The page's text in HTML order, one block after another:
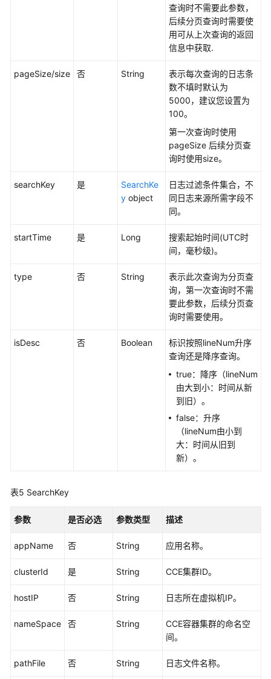
域）
比
用
域）
用
（1.0）
盟
域）
API（联
域）
查询时不需要此参数，
后续分页查询时需要使
用可从上次查询的返回
信息中获取.
pageSize/size 否 String
表示每次查询的日志条
数不填时默认为
5000，建议您设置为
100。
第一次查询时使用
pageSize 后续分页查
询时使用size。
searchKey 是
SearchKe
y object
日志过滤条件集合，不
同日志来源所需字段不
同。
startTime 是 Long
搜索起始时间(UTC时
间，毫秒级)。
type 否 String
表示此次查询为分页查
询，第一次查询时不需
要此参数，后续分页查
询时需要使用。
isDesc 否 Boolean
标识按照lineNum升序
查询还是降序查询。
true：降序（lineNum
由大到小：时间从新
到旧）。
false：升序
（lineNum由小到
大：时间从旧到
新）。
表5 SearchKey
参数 是否必选 参数类型 描述
appName 否 String 应用名称。
clusterId 是 String CCE集群ID。
hostIP 否 String 日志所在虚拟机IP。
nameSpace 否 String
CCE容器集群的命名空
间。
pathFile 否 String 日志文件名称。